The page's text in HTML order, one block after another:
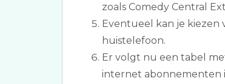
zoals Comedy Central
Eventueel kan je
huistelefoon.
Er volgt nu een tabel
internet abonnementen